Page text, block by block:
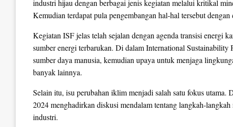
industri hijau dengan berbagai jenis kegiatan melalui kritikal
Kemudian terdapat pula pengembangan hal-hal tersebut
Kegiatan ISF jelas telah sejalan dengan agenda transisi energi
sumber energi terbarukan. Di dalam International
sumber daya manusia, kemudian upaya untuk menjaga
banyak lainnya.
Selain itu, isu perubahan iklim menjadi salah satu fokus
2024 menghadirkan diskusi mendalam tentang langkah-
industri.